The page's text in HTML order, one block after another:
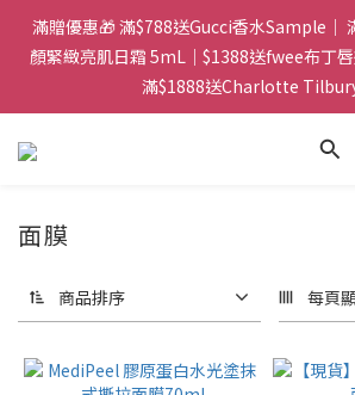
門市：旺角兆萬中心地庫B218 ｜ 所有訂單
滿$399包郵局取件｜$599包順豐站/站智能
件
滿贈優惠🎁 滿$788送Gucci香水Sample｜
顏緊緻亮肌日霜 5mL｜$1388送fwee布丁
滿$1888送Charlotte
門市：旺角兆萬中心地庫B218 ｜ 所有訂單
面膜
商品排序 每頁